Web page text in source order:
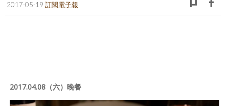
享樂隨手拍
2017-05-19 訂閱電子報
2017.04.08（六）晚餐